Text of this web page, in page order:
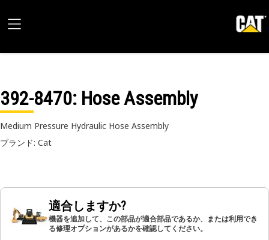
392-8470: Hose Assembly
Medium Pressure Hydraulic Hose Assembly
ブランド: Cat
適合しますか?
機器を追加して、この部品が適合部品であるか、または利用でき
る修理オプションがあるかを確認してください。